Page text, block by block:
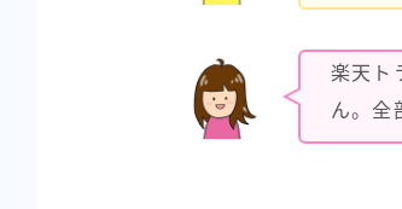
楽天ト
ん。全